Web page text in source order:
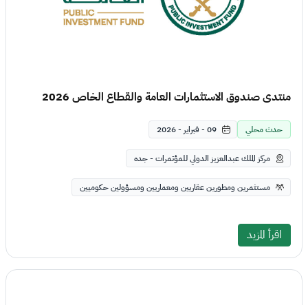
منتدى صندوق الاستثمارات العامة والقطاع الخاص 2026
حدث محلي 09 - فبراير - 2026
مركز الملك عبدالعزيز الدولي للمؤتمرات - جده
مستثمرين ومطورين عقاريين ومعماريين ومسؤولين حكوميين
اقرأ المزيد